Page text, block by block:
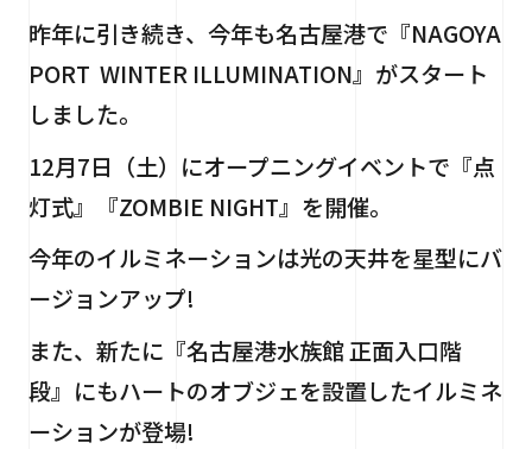
個人情報保護法 サイトマップ
昨年に引き続き、今年も名古屋港で『NAGOYA
PORT WINTER ILLUMINATION』がスタート
しました。
12月7日（土）にオープニングイベントで『点
灯式』『ZOMBIE NIGHT』を開催。
今年のイルミネーションは光の天井を星型にバ
ージョンアップ!
また、新たに『名古屋港水族館 正面入口階
段』にもハートのオブジェを設置したイルミネ
ーションが登場!